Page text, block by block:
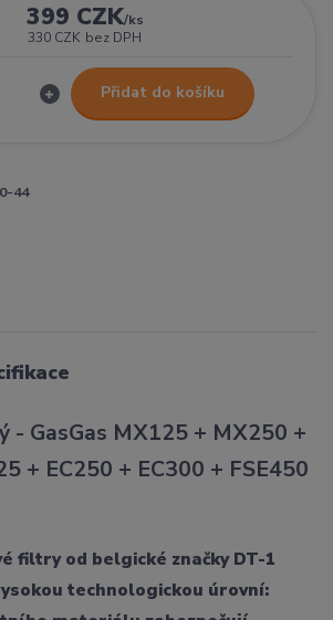
399 CZK/ks
330 CZK bez DPH
Přidat do košíku
44
- GasGas MX125 + MX250 +
+ EC250 + EC300 + FSE450
filtry od belgické značky DT-1
technologickou úrovní: